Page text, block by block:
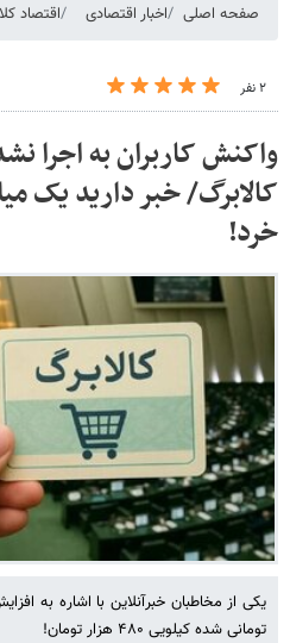
صفحه اصلی اخبار اقتصادی اقتصاد
۲ نفر
واکنش کاربران به اجرا
کالابرگ/ خبر دارید یک
خرد!
تومانی شده کیلویی ۴۸۰ هزار تومان!